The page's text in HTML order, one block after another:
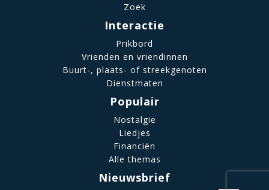
Zoek
Interactie
Prikbord
Vrienden en vriendinnen
Buurt-, plaats- of streekgenoten
Dienstmaten
Populair
Nostalgie
Liedjes
Financiën
Alle themas
Nieuwsbrief